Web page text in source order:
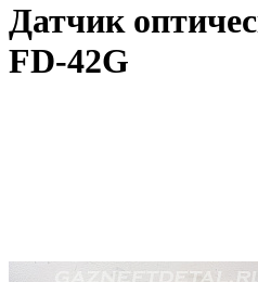
Датчик
FD-42G